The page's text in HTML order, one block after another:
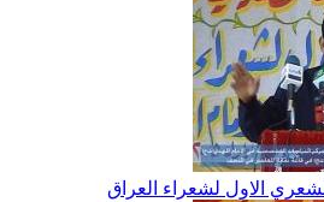
الاول لشعراء العراق